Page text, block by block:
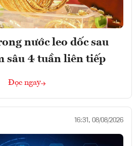
nước leo dốc sau
sâu 4 tuần liên tiếp
Đọc ngay
16:31, 08/08/2026